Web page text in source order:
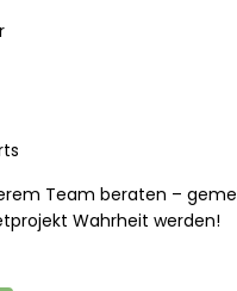
Team beraten –
Wahrheit werden!